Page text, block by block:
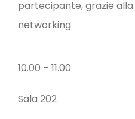
partecipante, grazie
networking
10.00 – 11.00
Sala 202